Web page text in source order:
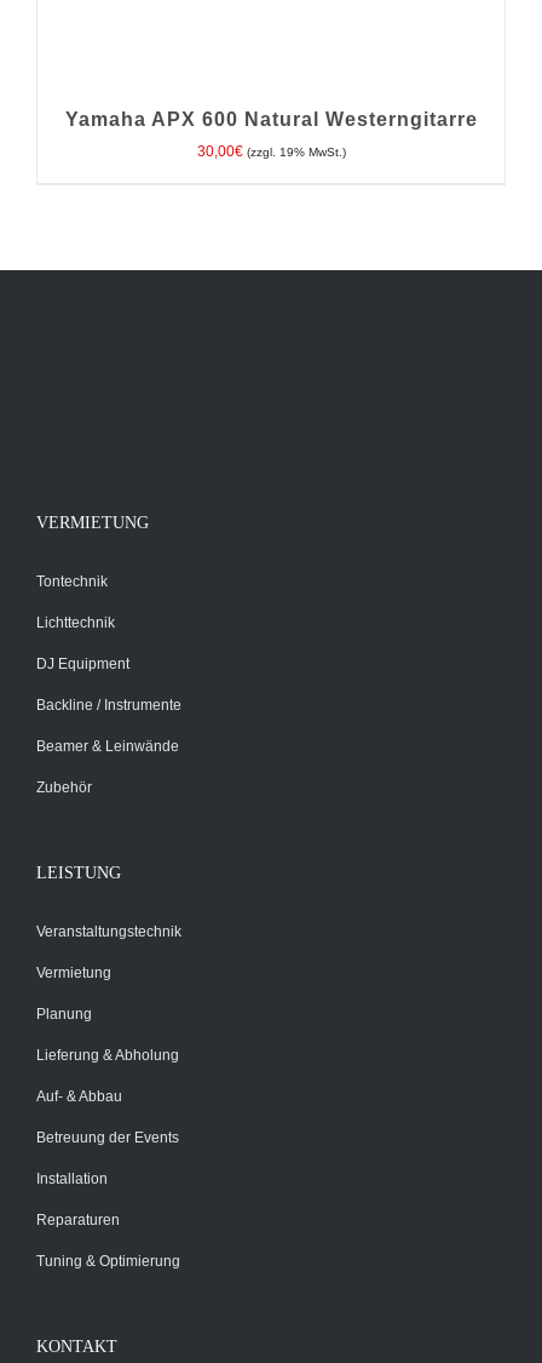
IN DEN WARENKORB / DETAILS
Yamaha APX 600 Natural Westerngitarre
30,00€ (zzgl. 19% MwSt.)
VERMIETUNG
Tontechnik
Lichttechnik
DJ Equipment
Backline / Instrumente
Beamer & Leinwände
Zubehör
LEISTUNG
Veranstaltungstechnik
Vermietung
Planung
Lieferung & Abholung
Auf- & Abbau
Betreuung der Events
Installation
Reparaturen
Tuning & Optimierung
KONTAKT